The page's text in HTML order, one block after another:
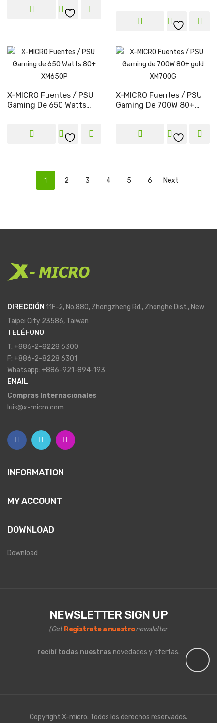
X-MICRO Fuentes / PSU
Gaming De 650 Watts
X-MICRO Fuentes / PSU
Gaming De 700W 80+
1 2 3 4 5 6 Next
DIRECCIÓN 11F-2, No.880, Zhongzheng Rd., Zhonghe Dist., New
Taipei City 23586, Taiwan
TELÉFONO
T: +886-2-8228 6300
F: +886-2-8228 6301
Whatsapp: +886-921-894-193
EMAIL
Compras Internacionales
luis@x-micro.com
INFORMATION
MY ACCOUNT
DOWNLOAD
Download
NEWSLETTER SIGN UP
(Get Registrate a nuestronewsletter
recibí todas nuestras novedades y ofertas.
Copyright X-micro. Todos los derechos reservados.